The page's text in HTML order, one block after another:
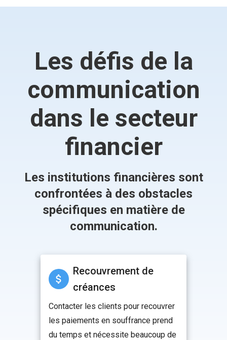
Les défis de la
communication
dans le secteur
financier
Les institutions financières sont
confrontées à des obstacles
spécifiques en matière de
communication.
Recouvrement de
créances
Contacter les clients pour recouvrer
les paiements en souffrance prend
du temps et nécessite beaucoup de